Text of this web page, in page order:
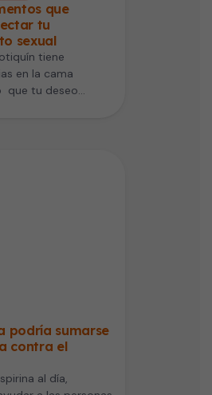
que
tu
sexual
tiene
en la cama
que tu deseo
podría sumarse
contra el
al día,